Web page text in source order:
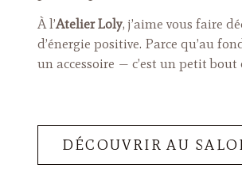
À l’Atelier Loly, j’aime vous faire
d’énergie positive. Parce qu’au
un accessoire — c’est un petit bout
DÉCOUVRIR AU